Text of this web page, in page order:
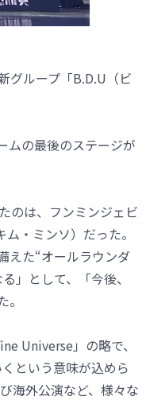
グループ「B.D.U（ビ
ムの最後のステージが
のは、フンミンジェビ
・ミンソ）だった。
えた“オールラウンダ
」として、「今後、
Universe」の略で、
という意味が込めら
海外公演など、様々な